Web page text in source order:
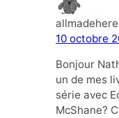
allmadehere
10 octobre
Bonjour
un de mes
série avec
McShane?